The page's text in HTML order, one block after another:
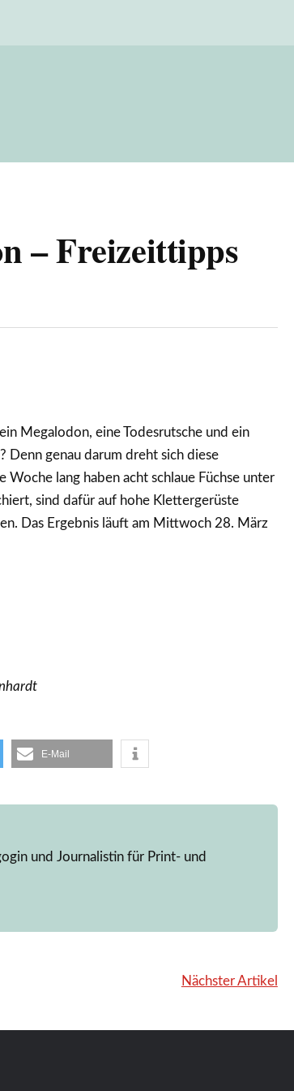
– Freizeittipps
Megalodon, eine Todesrutsche und ein
Denn genau darum dreht sich diese
Woche lang haben acht schlaue Füchse unter
sind dafür auf hohe Klettergerüste
Das Ergebnis läuft am Mittwoch 28. März
E-Mail
und Journalistin für Print- und
Nächster Artikel